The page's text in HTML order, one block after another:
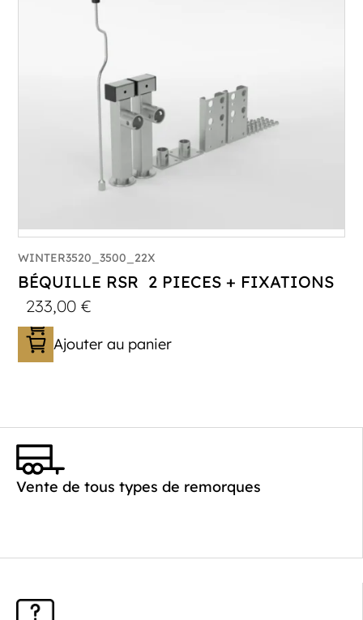
WINTER3520_3500_22X
BÉQUILLE RSR 2 PIECES + FIXATIONS
233,00€
Ajouter au panier
Vente de tous types de remorques